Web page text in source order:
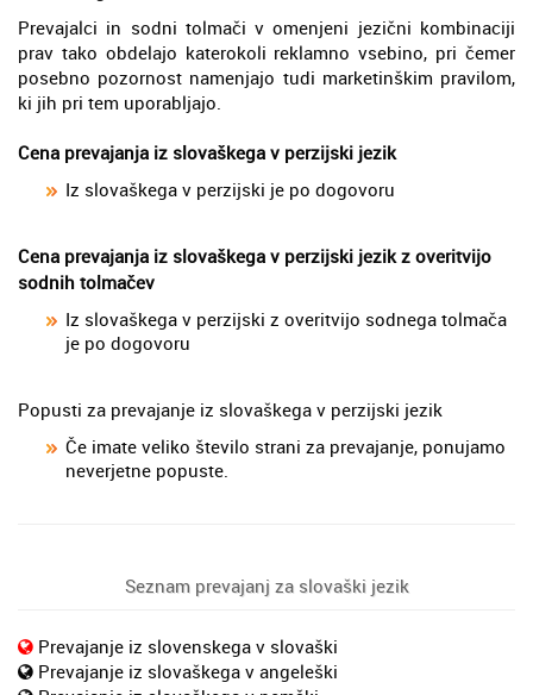
Prevajalci in sodni tolmači v omenjeni jezični kombinaciji
prav tako obdelajo katerokoli reklamno vsebino, pri čemer
posebno pozornost namenjajo tudi marketinškim pravilom,
ki jih pri tem uporabljajo.
Cena prevajanja iz slovaškega v perzijski jezik
Iz slovaškega v perzijski je po dogovoru
Cena prevajanja iz slovaškega v perzijski jezik z overitvijo
sodnih tolmačev
Iz slovaškega v perzijski z overitvijo sodnega tolmača
je po dogovoru
Popusti za prevajanje iz slovaškega v perzijski jezik
Če imate veliko število strani za prevajanje, ponujamo
neverjetne popuste.
Seznam prevajanj za slovaški jezik
Prevajanje iz slovenskega v slovaški
Prevajanje iz slovaškega v angeleški